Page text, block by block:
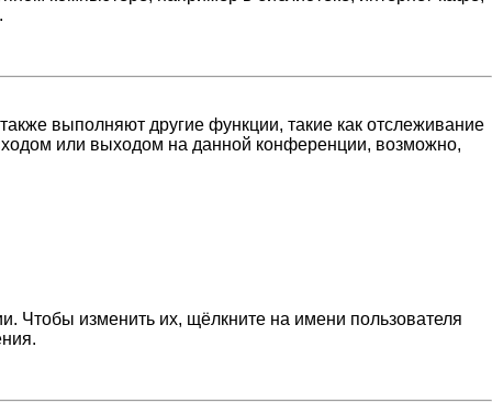
выполняют другие функции, такие как отслеживание
или выходом на данной конференции, возможно,
Чтобы изменить их, щёлкните на имени пользователя